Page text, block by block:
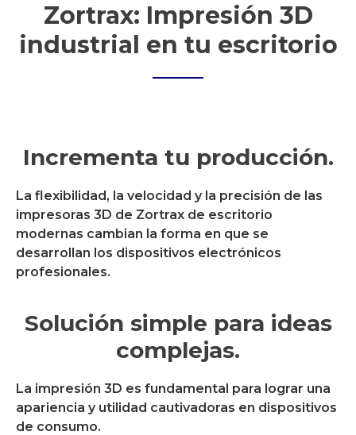
Zortrax: Impresión 3D
industrial en tu escritorio
Incrementa tu producción.
La flexibilidad, la velocidad y la precisión de las
impresoras 3D de Zortrax de escritorio
modernas cambian la forma en que se
desarrollan los dispositivos electrónicos
profesionales.
Solución simple para ideas
complejas.
La impresión 3D es fundamental para lograr una
apariencia y utilidad cautivadoras en dispositivos
de consumo.